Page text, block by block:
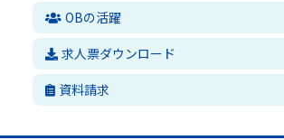
OBの活躍
求人票ダウンロード
資料請求